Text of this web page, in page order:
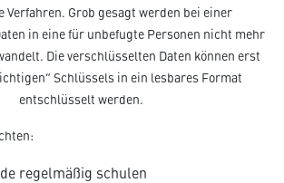
Verfahren. Grob gesagt werden bei einer
in eine für unbefugte Personen nicht mehr
Die verschlüsselten Daten können erst
Schlüssels in ein lesbares Format
entschlüsselt werden.
regelmäßig schulen